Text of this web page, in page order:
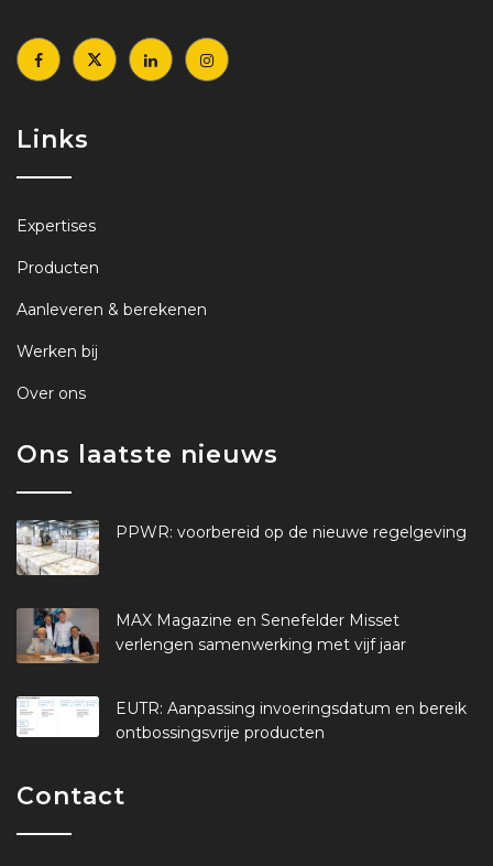
Links
Expertises
Producten
Aanleveren & berekenen
Werken bij
Over ons
Ons laatste nieuws
PPWR: voorbereid op de nieuwe regelgeving
MAX Magazine en Senefelder Misset
verlengen samenwerking met vijf jaar
EUTR: Aanpassing invoeringsdatum en bereik
ontbossingsvrije producten
Contact